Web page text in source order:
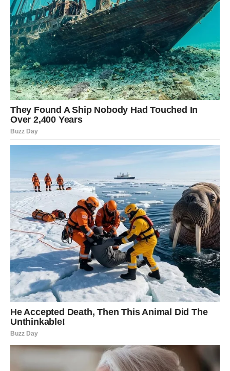
ali i veliko olakšanje nakon iskrenog razgovora.
Bik
Bikovi će ovog dana želeti mir, ljubav i sigurnost, ali
emocije neće biti tako jednostavne kao što ste očekivali.
Partner može pokazati ljubomoru ili nesigurnost, što će
vas iznenaditi. Važno je da ne ćutite o onome što osećate.
Ako ste slobodni, pred vama je veoma zanimljiv susret.
Jedna osoba već dugo pokušava da privuče vašu pažnju,
ali vi to niste primećivali. Sada bi moglo doći do
neočekivane bliskosti.
Mnogi Bikovi će tokom noći razmišljati o prošlosti i ljubavi
koju nikada nisu potpuno preboleli. Emocije će biti jače
nego inače.
Blizanci
Blizance očekuje veoma uzbudljiv dan na ljubavnom
planu. Komunikacija će igrati ključnu ulogu. Jedna poruka
ili poziv mogu potpuno promeniti tok dana. Ako ste u vezi,
partner će želeti ozbiljan razgovor o budućnosti.
Slobodni Blizanci privlačiće pažnju gde god da se pojave.
Međutim, jedna osoba će posebno uspeti da vas zbuni.